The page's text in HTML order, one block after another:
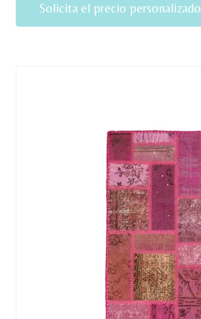
Solicita el precio personalizado